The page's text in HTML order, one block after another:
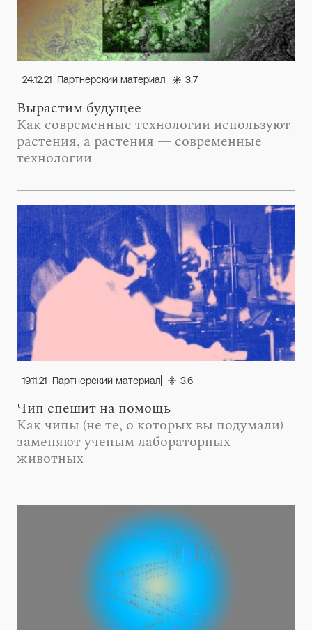
24.12.21 Партнерский материал 3.7
Вырастим будущее
Как современные технологии используют
растения, а растения — современные
технологии
19.11.21 Партнерский материал 3.6
Чип спешит на помощь
Как чипы (не те, о которых вы подумали)
заменяют ученым лабораторных
животных